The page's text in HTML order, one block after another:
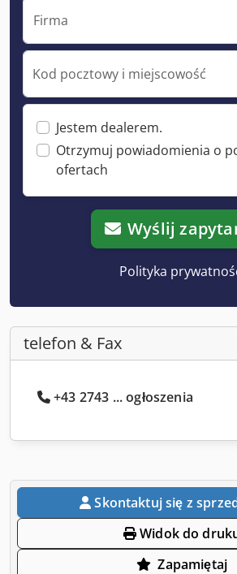
Firma
Kod pocztowy i miejscowość
Jestem dealerem.
Otrzymuj powiadomienia o
ofertach
Wyślij
Polityka
telefon & Fax
+43 2743 ... ogłoszenia
Skontaktuj się z
Widok do
Zapamiętaj